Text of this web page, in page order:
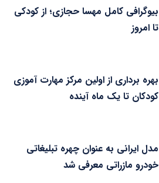
بیوگرافی کامل مهسا حجازی؛ از کودکی
تا امروز
بهره برداری از اولین مرکز مهارت آموزی
کودکان تا یک ماه آینده
مدل ایرانی به عنوان چهره تبلیغاتی
خودرو مازراتی معرفی شد